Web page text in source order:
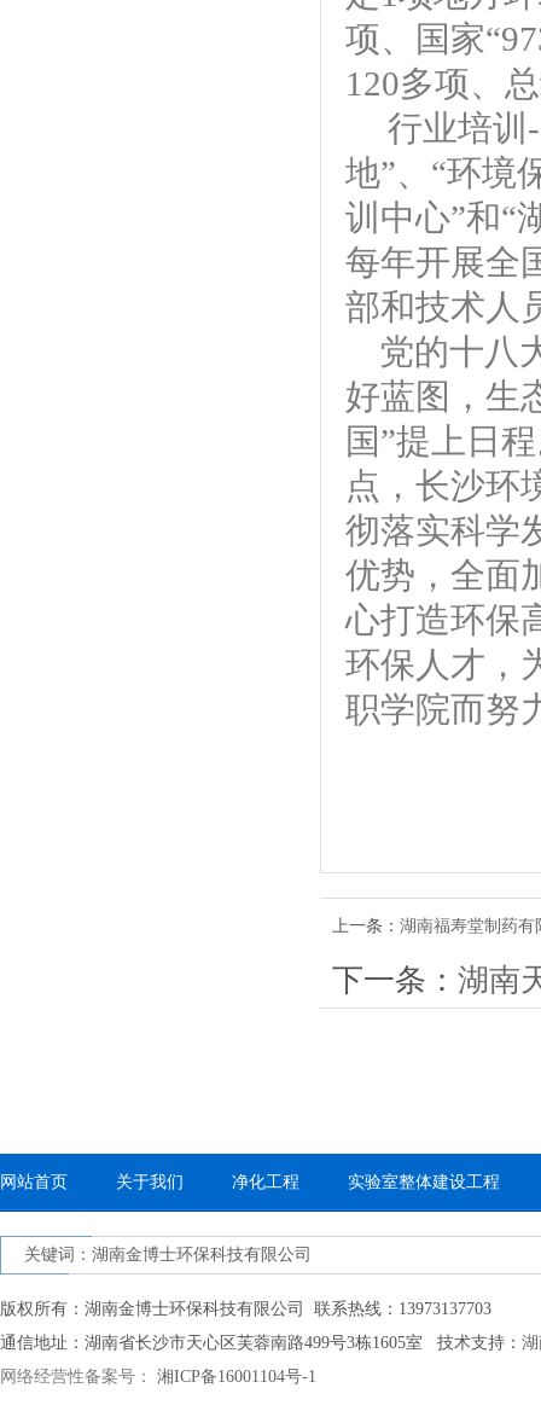
项、国家
120多项、
行业培训
地”、“环境
训中心”和“
每年开展全
部和技术人
党的十八
好蓝图，生
国”提上日
点，长沙环
彻落实科学
优势，全面
心打造环保
环保人才，
职学院而努
上一条： 湖南福寿堂制药有
下一条： 湖南
网站首页 关于我们 净化工程 实验室整体建设工程
关键词：湖南金博士环保科技有限公司
版权所有：湖南金博士环保科技有限公司 联系热线：13973137703
通信地址：湖南省长沙市天心区芙蓉南路499号3栋1605室 技术支持：
网络经营性备案号： 湘ICP备16001104号-1